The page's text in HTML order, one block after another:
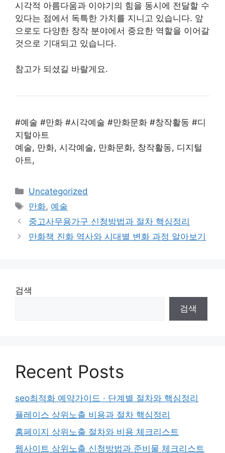
시각적 아름다움과 이야기의 힘을 동시에 전달할 수
있다는 점에서 독특한 가치를 지니고 있습니다. 앞
으로도 다양한 창작 분야에서 중요한 역할을 이어갈
것으로 기대되고 있습니다.
참고가 되셨길 바랄게요.
#예술 #만화 #시각예술 #만화문화 #창작활동 #디
지털아트
예술, 만화, 시각예술, 만화문화, 창작활동, 디지털
아트,
Categories
Uncategorized
Tags
만화, 예술
중고사무용가구 신청방법과 절차 핵심정리
만화책 진화 역사와 시대별 변화 과정 알아보기
검색
검색
Recent Posts
seo최적화 예약가이드 · 단계별 절차와 핵심정리
플레이스 상위노출 비용과 절차 핵심정리
홈페이지 상위노출 절차와 비용 체크리스트
웹사이트 상위노출 신청방법과 준비물 체크리스트